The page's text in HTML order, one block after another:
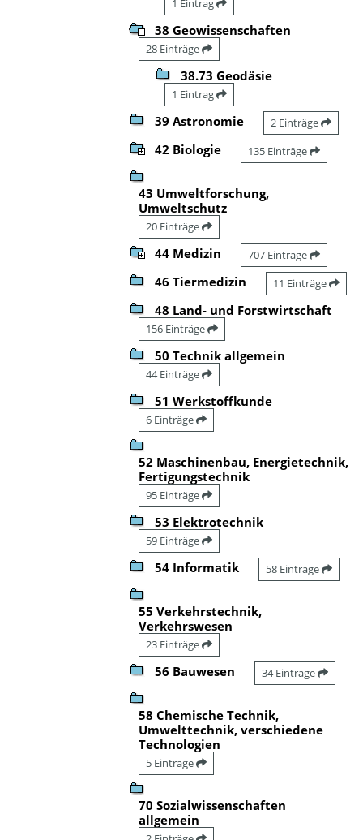
1 Eintrag
38 Geowissenschaften
28 Einträge
38.73 Geodäsie
1 Eintrag
39 Astronomie 2 Einträge
42 Biologie 135 Einträge
43 Umweltforschung,
Umweltschutz
20 Einträge
44 Medizin 707 Einträge
46 Tiermedizin 11 Einträge
48 Land- und Forstwirtschaft
156 Einträge
50 Technik allgemein
44 Einträge
51 Werkstoffkunde
6 Einträge
52 Maschinenbau, Energietechnik,
Fertigungstechnik
95 Einträge
53 Elektrotechnik
59 Einträge
54 Informatik 58 Einträge
55 Verkehrstechnik,
Verkehrswesen
23 Einträge
56 Bauwesen 34 Einträge
58 Chemische Technik,
Umwelttechnik, verschiedene
Technologien
5 Einträge
70 Sozialwissenschaften
allgemein